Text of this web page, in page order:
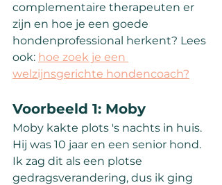
complementaire therapeuten er
zijn en hoe je een goede
hondenprofessional herkent? Lees
ook: hoe zoek je een
welzijnsgerichte hondencoach?
Voorbeeld 1: Moby
Moby kakte plots 's nachts in huis.
Hij was 10 jaar en een senior hond.
Ik zag dit als een plotse
gedragsverandering, dus ik ging